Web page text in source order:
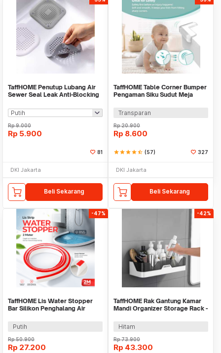
TaffHOME Penutup Lubang Air
Sewer Seal Leak Anti-Blocking
Rp9.000
Rp 5.900
81
DKI Jakarta
Beli Sekarang
TaffHOME Table Corner Bumper
Pengaman Siku Sudut Meja
Transparan
Rp20.900
Rp 8.600
starstarstarstarstar_half (57) 327
DKI Jakarta
Beli Sekarang
-47%
TaffHOME Lis Water Stopper
Bar Silikon Penghalang Air
Putih
Rp50.900
Rp 27.200
-42%
TaffHOME Rak Gantung Kamar
Mandi Organizer Storage Rack -
Hitam
Rp73.900
Rp 43.300